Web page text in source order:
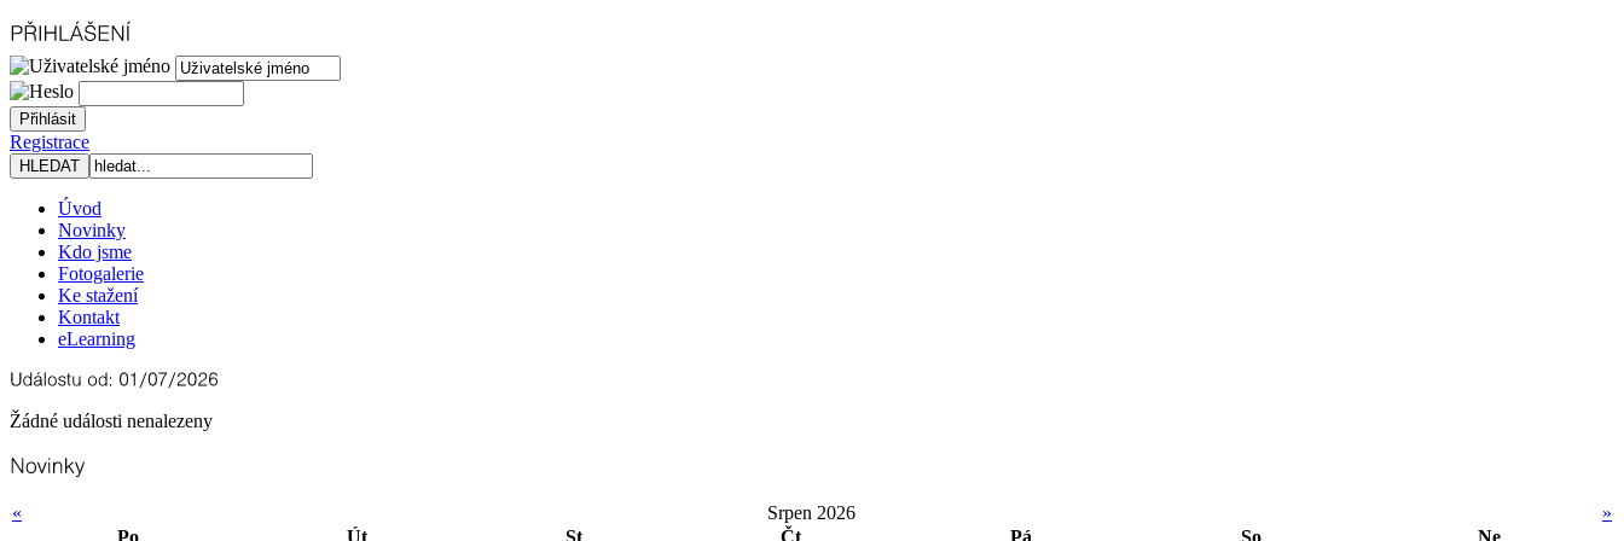
Registrace
Úvod
Novinky
Kdo jsme
Fotogalerie
Ke stažení
Kontakt
eLearning
Žádné události nenalezeny
« Srpen 2026
»